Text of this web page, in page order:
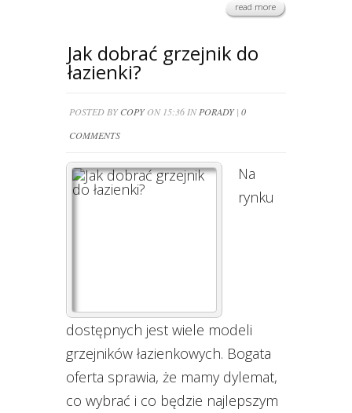
read more
Jak dobrać grzejnik do
łazienki?
POSTED BY COPYON 15:36 INPORADY| 0
COMMENTS
Na
rynku
dostępnych jest wiele modeli
grzejników łazienkowych. Bogata
oferta sprawia, że mamy dylemat,
co wybrać i co będzie najlepszym